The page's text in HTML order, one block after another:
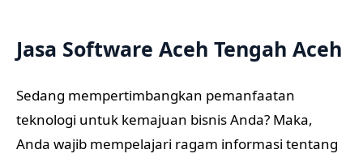
Jasa Software Aceh Tengah Aceh
Sedang mempertimbangkan pemanfaatan
teknologi untuk kemajuan bisnis Anda? Maka,
Anda wajib mempelajari ragam informasi tentang